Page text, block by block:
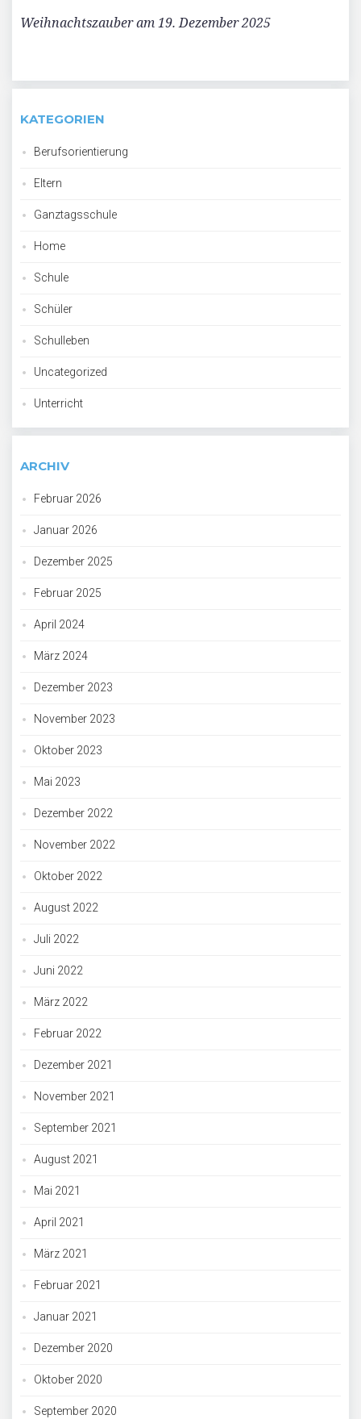
Weihnachtszauber am 19. Dezember 2025
KATEGORIEN
Berufsorientierung
Eltern
Ganztagsschule
Home
Schule
Schüler
Schulleben
Uncategorized
Unterricht
ARCHIV
Februar 2026
Januar 2026
Dezember 2025
Februar 2025
April 2024
März 2024
Dezember 2023
November 2023
Oktober 2023
Mai 2023
Dezember 2022
November 2022
Oktober 2022
August 2022
Juli 2022
Juni 2022
März 2022
Februar 2022
Dezember 2021
November 2021
September 2021
August 2021
Mai 2021
April 2021
März 2021
Februar 2021
Januar 2021
Dezember 2020
Oktober 2020
September 2020